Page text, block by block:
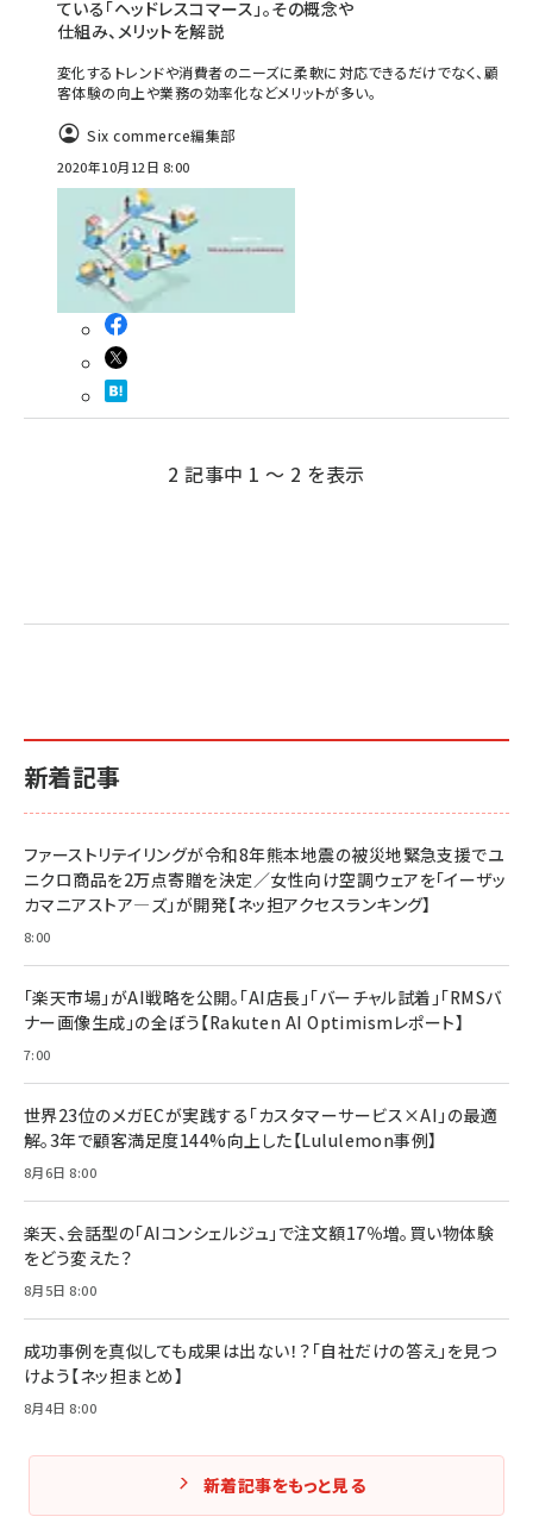
ている「ヘッドレスコマース」。その概念や
仕組み、メリットを解説
変化するトレンドや消費者のニーズに柔軟に対応できるだけでなく、顧
客体験の向上や業務の効率化などメリットが多い。
Six commerce編集部
2020年10月12日 8:00
2 記事中 1 ～ 2 を表示
新着記事
ファーストリテイリングが令和8年熊本地震の被災地緊急支援でユ
ニクロ商品を2万点寄贈を決定／女性向け空調ウェアを「イーザッ
カマニアストア―ズ」が開発【ネッ担アクセスランキング】
8:00
「楽天市場」がAI戦略を公開。「AI店長」「バーチャル試着」「RMSバ
ナー画像生成」の全ぼう【Rakuten AI Optimismレポート】
7:00
世界23位のメガECが実践する「カスタマーサービス×AI」の最適
解。3年で顧客満足度144%向上した【Lululemon事例】
8月6日 8:00
楽天、会話型の「AIコンシェルジュ」で注文額17％増。買い物体験
をどう変えた？
8月5日 8:00
成功事例を真似しても成果は出ない！？「自社だけの答え」を見つ
けよう【ネッ担まとめ】
8月4日 8:00
新着記事をもっと見る